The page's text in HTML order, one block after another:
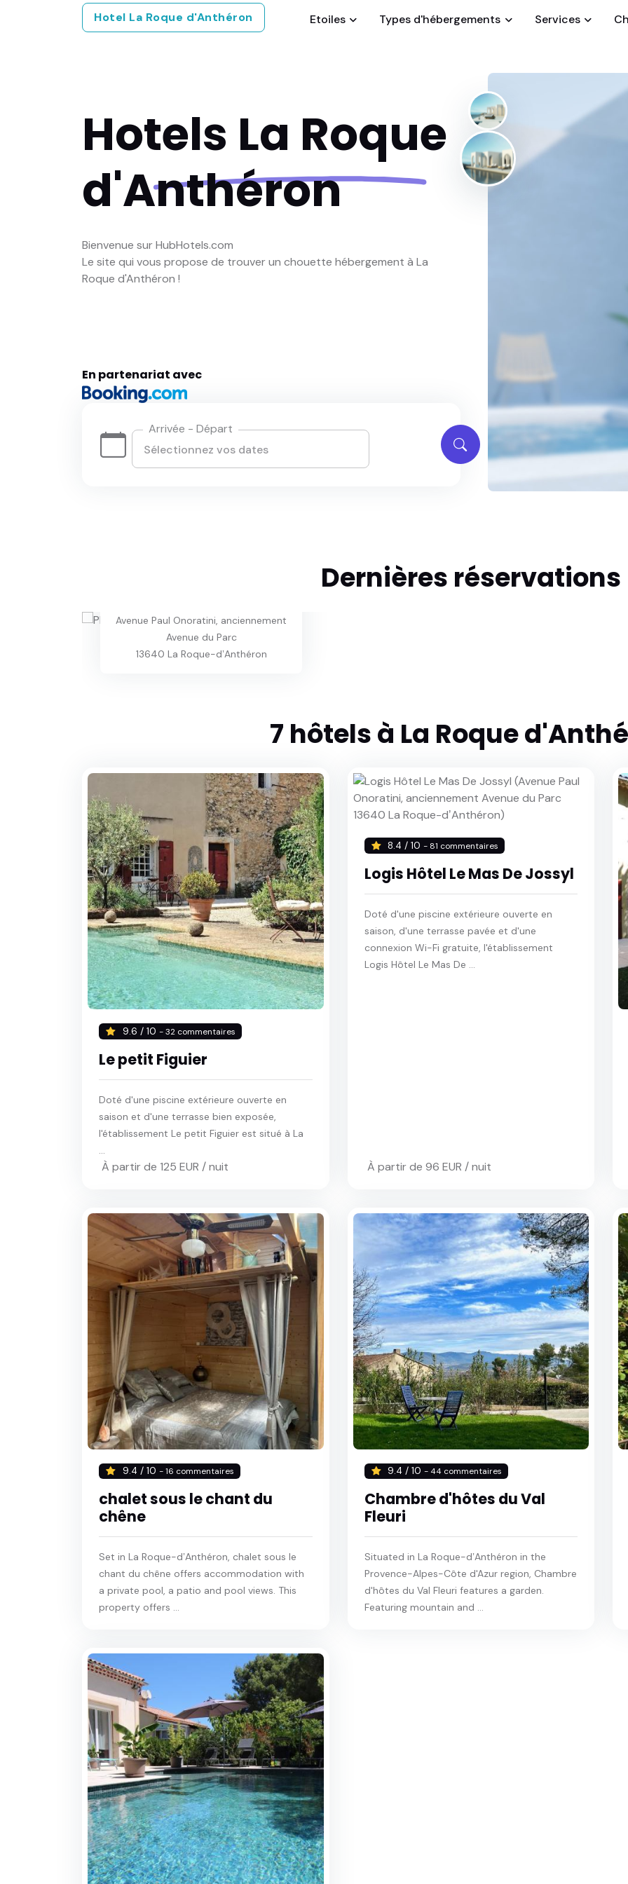
Hotel La Roque d'Anthéron Etoiles Types d'hébergements Services
Hotels La Roque
d'Anthéron
Bienvenue sur HubHotels.com
Le site qui vous propose de trouver un chouette hébergement à La
Roque d'Anthéron !
En partenariat avec
Arrivée - Départ
Dernières réservations
Avenue Paul Onoratini, anciennement
Avenue du Parc
13640 La Roque-dʼAnthéron
7 hôtels à La Roque
9.6 / 10 - 32 commentaires
Le petit Figuier
Doté d'une piscine extérieure ouverte en
saison et d'une terrasse bien exposée,
l'établissement Le petit Figuier est situé à La
...
À partir de 125 EUR / nuit
8.4 / 10- 81 commentaires
Logis Hôtel Le Mas De Jossyl
Doté d'une piscine extérieure ouverte en
saison, d'une terrasse pavée et d'une
connexion Wi-Fi gratuite, l'établissement
Logis Hôtel Le Mas De ...
À partir de 96 EUR / nuit
9.4 / 10 - 16 commentaires
chalet sous le chant du
chêne
Set in La Roque-dʼAnthéron, chalet sous le
chant du chêne offers accommodation with
a private pool, a patio and pool views. This
property offers ...
9.4 / 10- 44 commentaires
Chambre d'hôtes du Val
Fleuri
Situated in La Roque-dʼAnthéron in the
Provence-Alpes-Côte d'Azur region, Chambre
d'hôtes du Val Fleuri features a garden.
Featuring mountain and ...